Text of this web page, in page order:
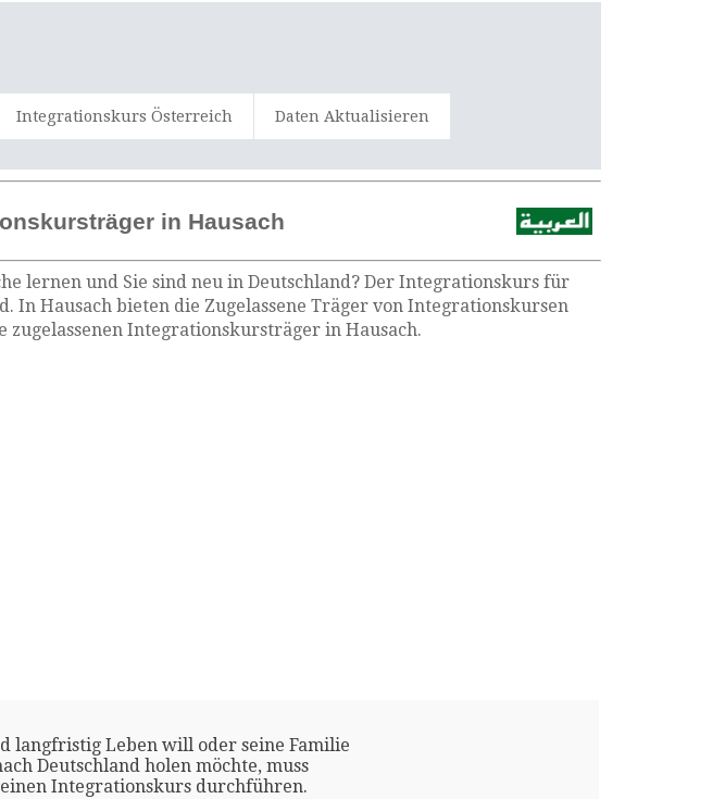
Integrationskurs Österreich Daten Aktualisieren
in Hausach
lernen und Sie sind neu in Deutschland? Der Integrationskurs für
In Hausach bieten die Zugelassene Träger von Integrationskursen
Integrationskursträger in Hausach.
langfristig Leben will oder seine Familie
Deutschland holen möchte, muss
Integrationskurs durchführen.